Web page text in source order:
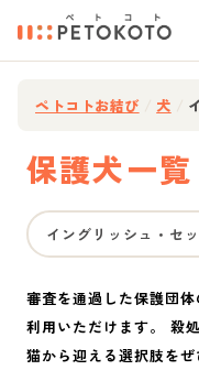
ペトコトお結び 犬
保護犬一覧
イングリッシュ・セ
審査を通過した保護団
利用いただけます。 殺
猫から迎える選択肢をぜ